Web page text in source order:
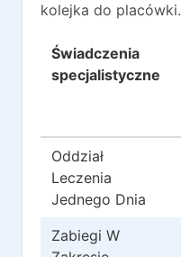
kolejka do placówki.
Świadczenia
specjalistyczne
Oddział
Leczenia
Jednego Dnia
Zabiegi W